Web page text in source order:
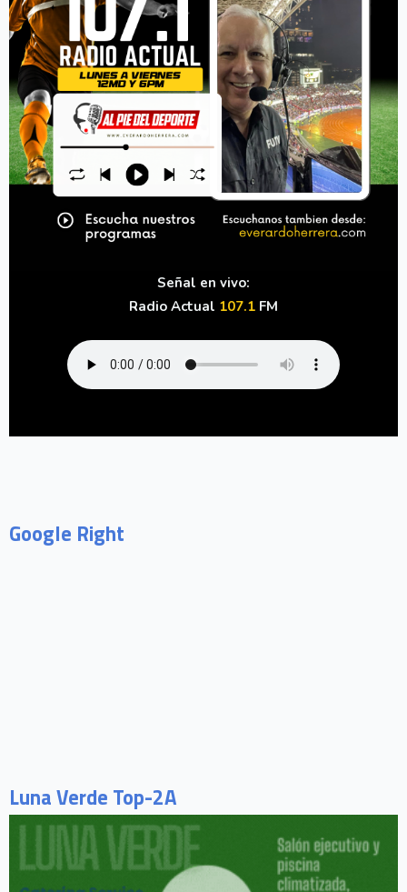
Señal en vivo:
Radio Actual 107.1 FM
Google Right
Luna Verde Top-2A